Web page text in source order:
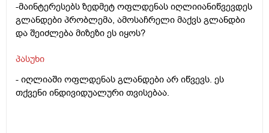
-მაინტერესებს ზედმეტ ოფლდენას იღლიიანიწვევდეს
გლანდები პრობლემა, ამოსაჩრელი მაქვს გლანდბი
და შეიძლება მიზეზი ეს იყოს?
პასუხი
- იღლიაში ოფლდენას გლანდები არ იწვევს. ეს
თქვენი ინდივიდუალური თვისებაა.